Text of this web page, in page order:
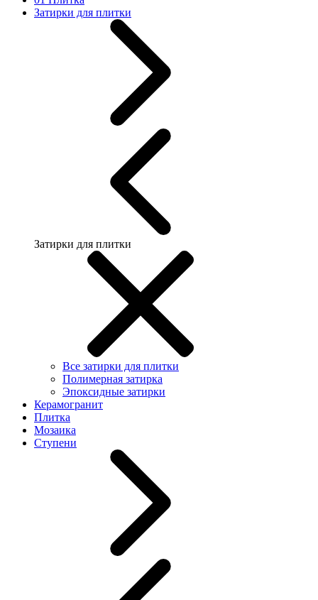
Затирки для плитки
Затирки для плитки
Все затирки для плитки
Полимерная затирка
Эпоксидные затирки
Керамогранит
Плитка
Мозаика
Ступени